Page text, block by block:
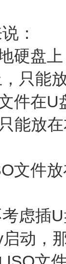
：
硬盘
只能
件在
能放
文件
虑插
动，